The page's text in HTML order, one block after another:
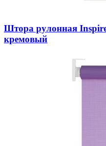
Штора рулонная
кремовый